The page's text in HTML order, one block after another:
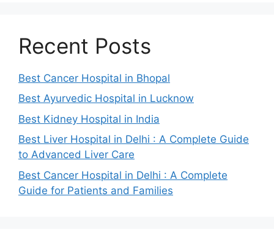
Recent Posts
Best Cancer Hospital in Bhopal
Best Ayurvedic Hospital in Lucknow
Best Kidney Hospital in India
Best Liver Hospital in Delhi : A Complete Guide
to Advanced Liver Care
Best Cancer Hospital in Delhi : A Complete
Guide for Patients and Families